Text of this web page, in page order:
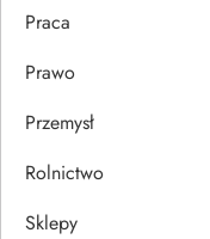
Praca
Prawo
Przemysł
Rolnictwo
Sklepy